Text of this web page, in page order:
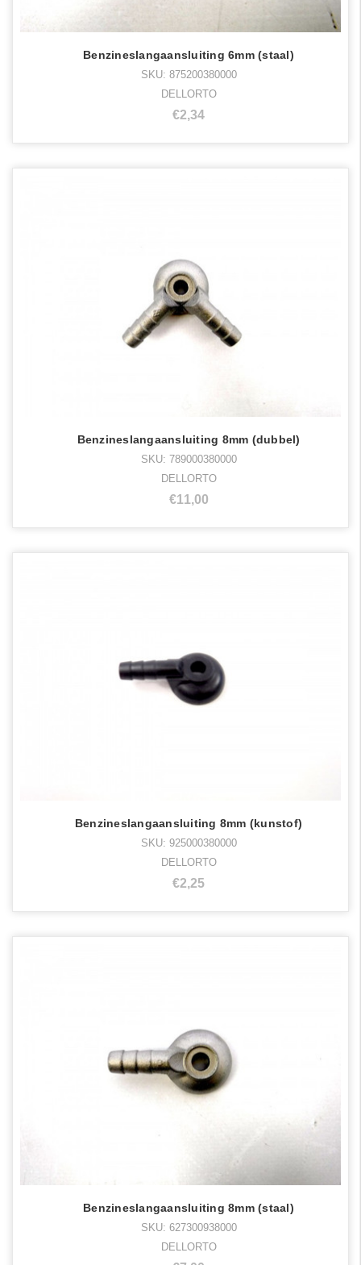
Benzineslangaansluiting 6mm (staal)
SKU: 875200380000
DELLORTO
€2,34
Benzineslangaansluiting 8mm (dubbel)
SKU: 789000380000
DELLORTO
€11,00
Benzineslangaansluiting 8mm (kunstof)
SKU: 925000380000
DELLORTO
€2,25
Benzineslangaansluiting 8mm (staal)
SKU: 627300938000
DELLORTO